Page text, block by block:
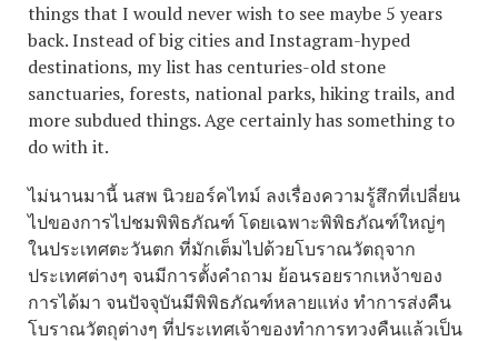
things that I would never wish to see maybe 5 years
back. Instead of big cities and Instagram-hyped
destinations, my list has centuries-old stone
sanctuaries, forests, national parks, hiking trails, and
more subdued things. Age certainly has something to
do with it.
ไม่นานมานี้ นสพ นิวยอร์คไทม์ ลงเรื่องความรู้สึกที่เปลี่ยน
ไปของการไปชมพิพิธภัณฑ์ โดยเฉพาะพิพิธภัณฑ์ใหญ่ๆ
ในประเทศตะวันตก ที่มักเต็มไปด้วยโบราณวัตถุจาก
ประเทศต่างๆ จนมีการตั้งคำถาม ย้อนรอยรากเหง้าของ
การได้มา จนปัจจุบันมีพิพิธภัณฑ์หลายแห่ง ทำการส่งคืน
โบราณวัตถุต่างๆ ที่ประเทศเจ้าของทำการทวงคืนแล้วเป็น